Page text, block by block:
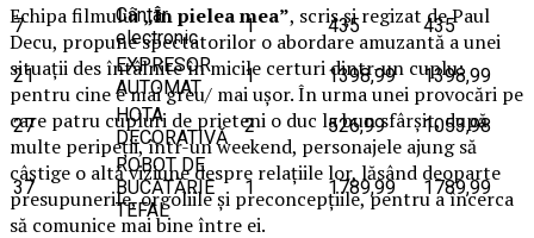
7
Cântar
electronic
1 435 435
21
EXPRESOR
AUTOMAT
1 1398,99 1398,99
27
HOTA
DECORATIVĂ
2 526,99 1053,98
37
ROBOT DE
BUCĂTĂRIE
TEFAL
1 1789,99 1789,99
Echipa filmului„În pielea mea”, scris și regizat de Paul
Decu, propune spectatorilor o abordare amuzantă a unei
situații des întâlnite în micile certuri dintr-un cuplu:
pentru cine e mai greu/ mai ușor. În urma unei provocări pe
care patru cupluri de prieteni o duc la bun sfârșit, după
multe peripeții, într-un weekend, personajele ajung să
câștige o altă viziune despre relațiile lor, lăsând deoparte
presupunerile, orgoliile și preconcepțiile, pentru a încerca
să comunice mai bine între ei.